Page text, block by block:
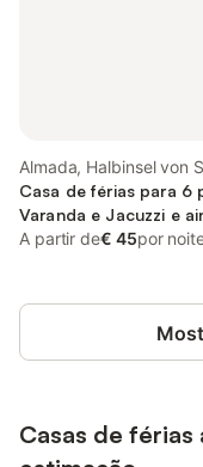
Almada, Halbinsel von
Casa de férias para 6
Varanda e Jacuzzi e
Jardim
A partir de€ 45por
Casas de férias